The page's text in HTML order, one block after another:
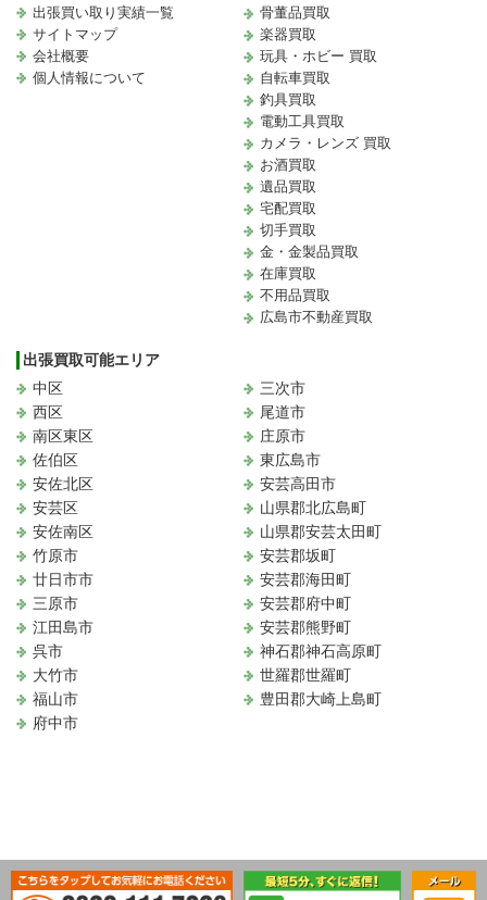
出張買い取り実績一覧
サイトマップ
会社概要
個人情報について
骨董品買取
楽器買取
玩具・ホビー 買取
自転車買取
釣具買取
電動工具買取
カメラ・レンズ 買取
お酒買取
遺品買取
宅配買取
切手買取
金・金製品買取
在庫買取
不用品買取
広島市不動産買取
出張買取可能エリア
中区
西区
南区東区
佐伯区
安佐北区
安芸区
安佐南区
竹原市
廿日市市
三原市
江田島市
呉市
大竹市
福山市
府中市
三次市
尾道市
庄原市
東広島市
安芸高田市
山県郡北広島町
山県郡安芸太田町
安芸郡坂町
安芸郡海田町
安芸郡府中町
安芸郡熊野町
神石郡神石高原町
世羅郡世羅町
豊田郡大崎上島町